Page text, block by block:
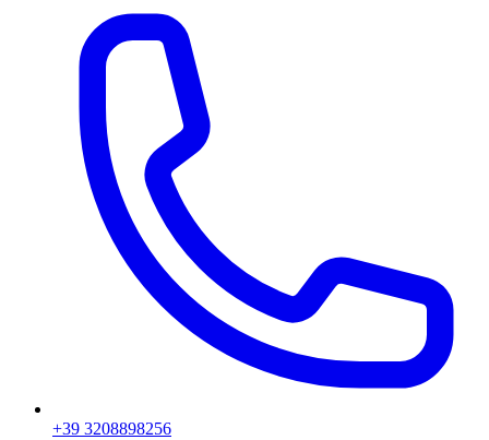
+39 3208898256